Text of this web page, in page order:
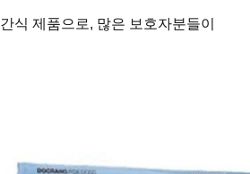
식 제품으로, 많은 보호자분들이